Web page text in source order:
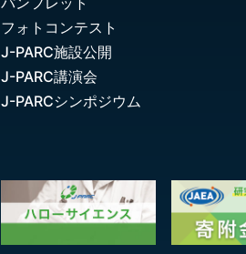
フォトコンテスト
J-PARC施設公開
J-PARC講演会
J-PARCシンポジウム